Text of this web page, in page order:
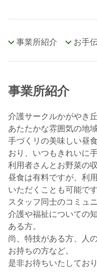
事業所紹介 お手
事業所紹介
介護サークルかがやき
あたたかな雰囲気の地
手づくリの美味しい昼
おり、いつもきれいに
利用者さんとお野菜の
昼食は有料ですが、利
いただくことも可能です
スタッフ同士のコミュ
介護や福祉についての
ある方。
尚、特技がある方、人
お持ちの方など。
是非お待ちいたしており